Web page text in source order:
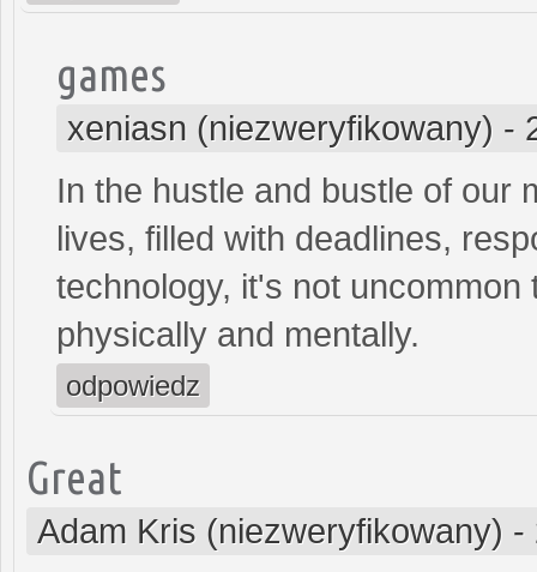
games
xeniasn (niezweryfikowany) -
In the hustle and bustle of our
lives, filled with deadlines,
technology, it's not
physically and mentally.
odpowiedz
Great
Adam Kris (niezweryfikowany) -